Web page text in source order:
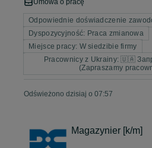
Umowa o pracę
Odpowiednie doświadczenie
Dyspozycyjność: Praca zmianowa
Miejsce pracy: W siedzibie firmy
Pracownicy z Ukrainy: 🇺🇦
(Zapraszamy
Odświeżono dzisiaj o 07:57
Magazynier [k/m]